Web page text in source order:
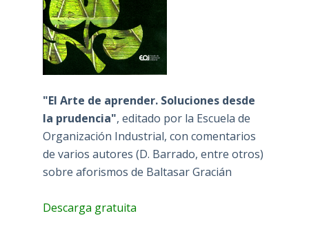
"El Arte de aprender. Soluciones desde
la prudencia", editado por la Escuela de
Organización Industrial, con comentarios
de varios autores (D. Barrado, entre otros)
sobre aforismos de Baltasar Gracián
Descarga gratuita